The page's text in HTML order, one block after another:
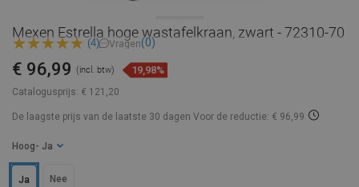
Mexen Estrella hoge wastafelkraan, zwart - 72310-70
(4) Vragen(0)
Catalogusprijs: € 121,20
€ 96,99 (incl. btw) 19,98%
De laagste prijs van de laatste 30 dagen Voor de reductie: € 96,99
Hoog - Ja
Ja Nee